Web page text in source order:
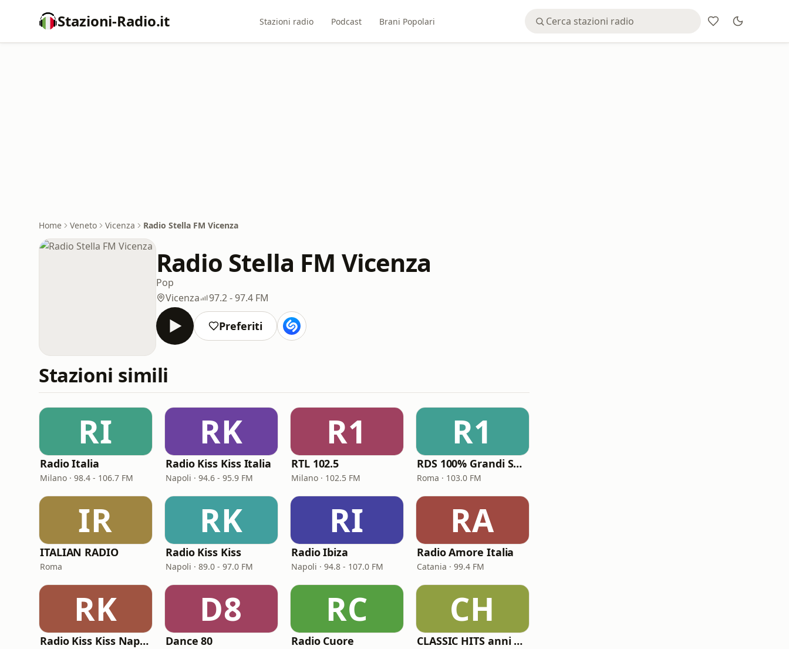
Stazioni-Radio.it Stazioni radio Podcast Brani Popolari
Home Veneto Vicenza Radio Stella FM Vicenza
Radio Stella FM Vicenza
Pop
Vicenza
97.2 - 97.4 FM
Preferiti
Stazioni simili
RI
Radio Italia
Milano · 98.4 - 106.7 FM
RK
Radio Kiss Kiss Italia
Napoli · 94.6 - 95.9 FM
R1
RTL 102.5
Milano · 102.5 FM
R1
RDS 100% Grandi Successi
Roma · 103.0 FM
IR
ITALIAN RADIO
Roma
RK
Radio Kiss Kiss
Napoli · 89.0 - 97.0 FM
RI
Radio Ibiza
Napoli · 94.8 - 107.0 FM
RA
Radio Amore Italia
Catania · 99.4 FM
RK
Radio Kiss Kiss Napoli
D8
Dance 80
RC
Radio Cuore
CH
CLASSIC HITS anni 70 80 90